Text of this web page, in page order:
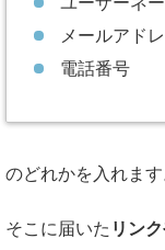
メールアド
電話番号
のどれかを入れます
そこに届いた リン